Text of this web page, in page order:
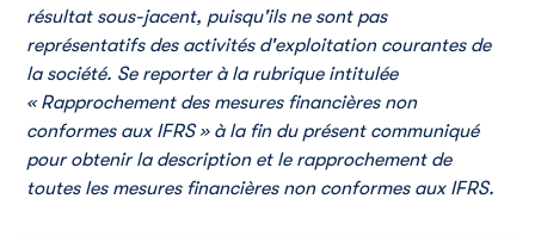
résultat sous-jacent, puisqu'ils ne sont pas
représentatifs des activités d'exploitation courantes de
la société. Se reporter à la rubrique intitulée
« Rapprochement des mesures financières non
conformes aux IFRS » à la fin du présent communiqué
pour obtenir la description et le rapprochement de
toutes les mesures financières non conformes aux IFRS.